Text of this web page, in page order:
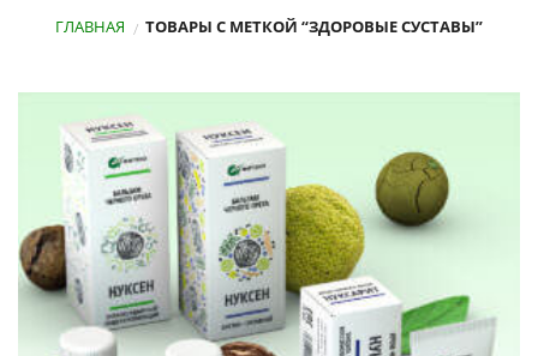
ГЛАВНАЯ / ТОВАРЫ С МЕТКОЙ “ЗДОРОВЫЕ СУСТАВЫ”